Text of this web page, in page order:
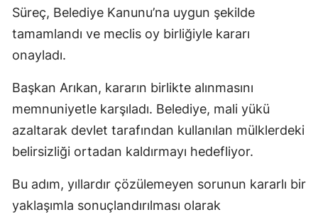
Süreç, Belediye Kanunu’na uygun şekilde
tamamlandı ve meclis oy birliğiyle kararı
onayladı.
Başkan Arıkan, kararın birlikte alınmasını
memnuniyetle karşıladı. Belediye, mali yükü
azaltarak devlet tarafından kullanılan mülklerdeki
belirsizliği ortadan kaldırmayı hedefliyor.
Bu adım, yıllardır çözülemeyen sorunun kararlı bir
yaklaşımla sonuçlandırılması olarak